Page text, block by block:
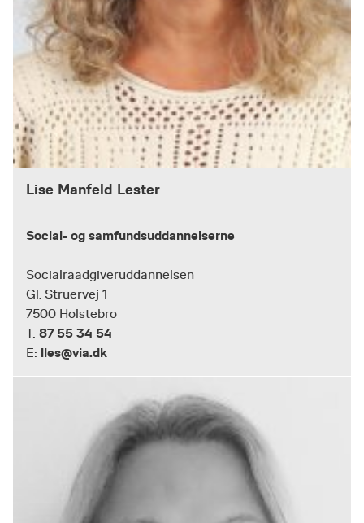
Lise Manfeld Lester
Social- og samfundsuddannelserne
Socialraadgiveruddannelsen
Gl. Struervej 1
7500 Holstebro
T: 87 55 34 54
E: lles@via.dk